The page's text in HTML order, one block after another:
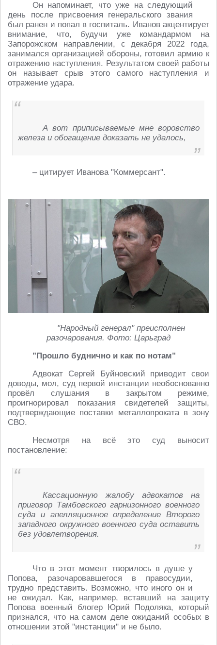
Он напоминает, что уже на следующий
день после присвоения генеральского звания
был ранен и попал в госпиталь. Иванов акцентирует
внимание, что, будучи уже командармом на
Запорожском направлении, с декабря 2022 года,
занимался организацией обороны, готовил армию к
отражению наступления. Результатом своей работы
он называет срыв этого самого наступления и
отражение удара.
А вот приписываемые мне воровство
железа и обогащение доказать не удалось,
– цитирует Иванова "Коммерсант".
"Народный генерал" преисполнен
разочарования. Фото: Царьград
"Прошло буднично и как по нотам"
Адвокат Сергей Буйновский приводит свои
доводы, мол, суд первой инстанции необоснованно
провёл слушания в закрытом режиме,
проигнорировал показания свидетелей защиты,
подтверждающие поставки металлопроката в зону
СВО.
Несмотря на всё это суд выносит
постановление:
Кассационную жалобу адвокатов на
приговор Тамбовского гарнизонного военного
суда и апелляционное определение Второго
западного окружного военного суда оставить
без удовлетворения.
Что в этот момент творилось в душе у
Попова, разочаровавшегося в правосудии,
трудно представить. Возможно, что иного он и
не ожидал. Как, например, вставший на защиту
Попова военный блогер Юрий Подоляка, который
признался, что на самом деле ожиданий особых в
отношении этой "инстанции" и не было.